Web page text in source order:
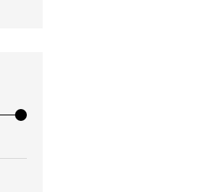
mínimo
máximo